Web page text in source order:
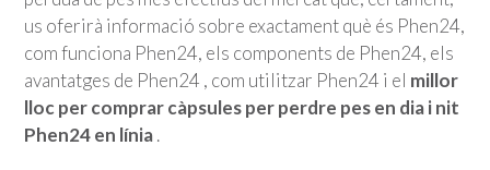
us oferirà informació sobre exactament què és Phen24,
com funciona Phen24, els components de Phen24, els
avantatges de Phen24 , com utilitzar Phen24 i el millor
lloc per comprar càpsules per perdre pes en dia i nit
Phen24 en línia.